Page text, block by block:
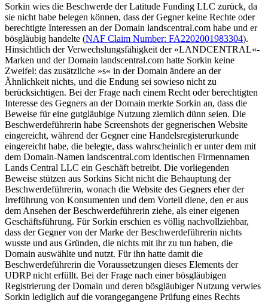
Sorkin wies die Beschwerde der Latitude Funding LLC zurück, da
sie nicht habe belegen können, dass der Gegner keine Rechte oder
berechtigte Interessen an der Domain landscentral.com habe und er
bösgläubig handelte (NAF Claim Number: FA2202001983304).
Hinsichtlich der Verwechslungsfähigkeit der »LANDCENTRAL«-
Marken und der Domain landscentral.com hatte Sorkin keine
Zweifel: das zusätzliche »s« in der Domain ändere an der
Ähnlichkeit nichts, und die Endung sei sowieso nicht zu
berücksichtigen. Bei der Frage nach einem Recht oder berechtigten
Interesse des Gegners an der Domain merkte Sorkin an, dass die
Beweise für eine gutgläubige Nutzung ziemlich dünn seien. Die
Beschwerdeführerin habe Screenshots der gegnerischen Website
eingereicht, während der Gegner eine Handelsregisterurkunde
eingereicht habe, die belegte, dass wahrscheinlich er unter dem mit
dem Domain-Namen landscentral.com identischen Firmennamen
Lands Central LLC ein Geschäft betreibt. Die vorliegenden
Beweise stützen aus Sorkins Sicht nicht die Behauptung der
Beschwerdeführerin, wonach die Website des Gegners eher der
Irreführung von Konsumenten und dem Vorteil diene, den er aus
dem Ansehen der Beschwerdeführerin ziehe, als einer eigenen
Geschäftsführung. Für Sorkin erschien es völlig nachvollziehbar,
dass der Gegner von der Marke der Beschwerdeführerin nichts
wusste und aus Gründen, die nichts mit ihr zu tun haben, die
Domain auswählte und nutzt. Für ihn hatte damit die
Beschwerdeführerin die Voraussetzungen dieses Elements der
UDRP nicht erfüllt. Bei der Frage nach einer bösgläubigen
Registrierung der Domain und deren bösgläubiger Nutzung verwies
Sorkin lediglich auf die vorangegangene Prüfung eines Rechts